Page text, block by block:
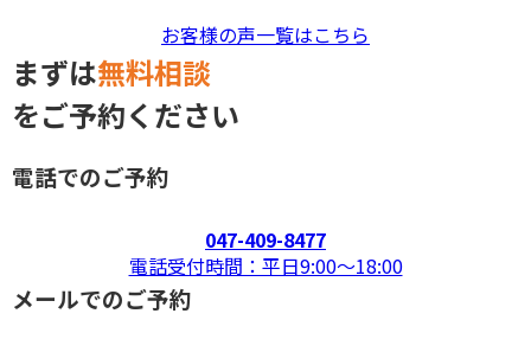
お客様の声一覧はこちら
まずは無料相談
をご予約ください
電話でのご予約
047-409-8477
電話受付時間：平日9:00〜18:00
メールでのご予約